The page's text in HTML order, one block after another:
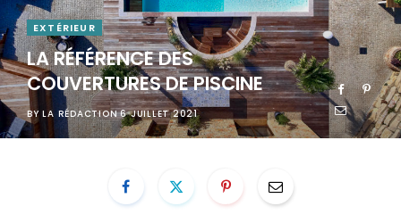
EXTÉRIEUR
LA RÉFÉRENCE DES
COUVERTURES DE PISCINE
BY LA RÉDACTION 6 JUILLET 2021